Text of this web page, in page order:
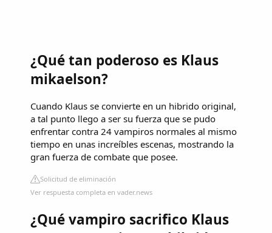
¿Qué tan poderoso es Klaus
mikaelson?
Cuando Klaus se convierte en un hibrido original,
a tal punto llego a ser su fuerza que se pudo
enfrentar contra 24 vampiros normales al mismo
tiempo en unas increíbles escenas, mostrando la
gran fuerza de combate que posee.
Solicitud de eliminación
Ver respuesta completa en vader.news
¿Qué vampiro sacrifico Klaus